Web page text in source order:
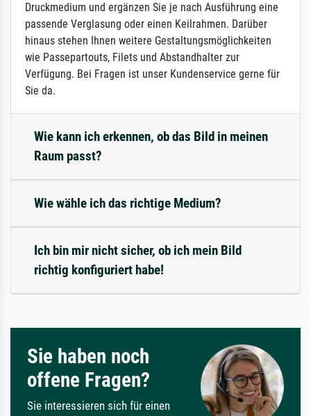
Druckmedium und ergänzen Sie je nach Ausführung eine
passende Verglasung oder einen Keilrahmen. Darüber
hinaus stehen Ihnen weitere Gestaltungsmöglichkeiten
wie Passepartouts, Filets und Abstandhalter zur
Verfügung. Bei Fragen ist unser Kundenservice gerne für
Sie da.
Wie kann ich erkennen, ob das Bild in meinen
Raum passt?
Wie wähle ich das richtige Medium?
Ich bin mir nicht sicher, ob ich mein Bild
richtig konfiguriert habe!
Sie haben noch
offene Fragen?
Sie interessieren sich für einen